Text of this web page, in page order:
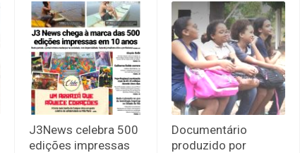
J3News celebra 500
edições impressas
Documentário
produzido por